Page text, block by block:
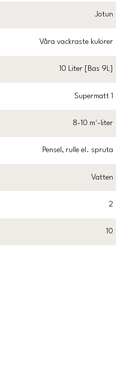
Jotun
Våra vackraste kulörer
10 Liter [Bas 9L]
Supermatt 1
8-10 m²-liter
Pensel, rulle el. spruta
Vatten
2
10